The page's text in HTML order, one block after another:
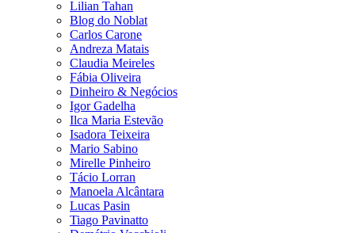
Lilian Tahan
Blog do Noblat
Carlos Carone
Andreza Matais
Claudia Meireles
Fábia Oliveira
Dinheiro & Negócios
Igor Gadelha
Ilca Maria Estevão
Isadora Teixeira
Mario Sabino
Mirelle Pinheiro
Tácio Lorran
Manoela Alcântara
Lucas Pasin
Tiago Pavinatto